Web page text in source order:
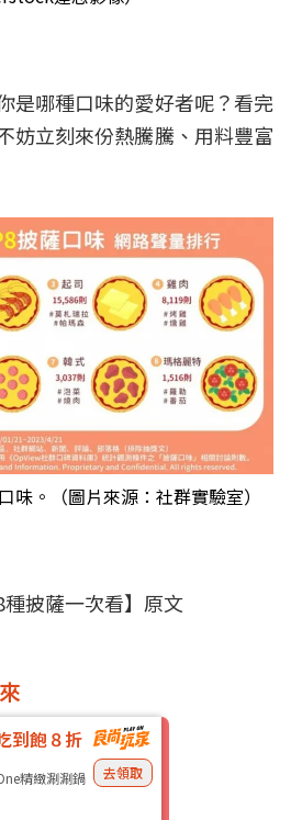
是哪種口味的愛好者呢？看完
妨立刻來份熱騰騰、用料豐富
。（圖片來源：社群實驗室）
披薩一次看】 原文
到飽８折
精緻涮涮鍋
去領取